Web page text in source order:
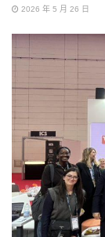
2026 年 5 月 26 日